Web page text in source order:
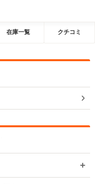
在庫一覧 クチコミ